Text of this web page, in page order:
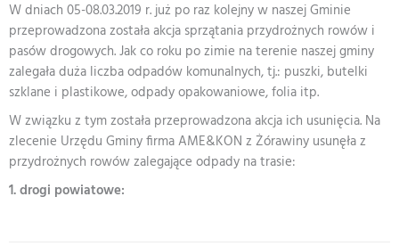
W dniach 05-08.03.2019 r. już po raz kolejny w naszej Gminie
przeprowadzona została akcja sprzątania przydrożnych rowów i
pasów drogowych. Jak co roku po zimie na terenie naszej gminy
zalegała duża liczba odpadów komunalnych, tj.: puszki, butelki
szklane i plastikowe, odpady opakowaniowe, folia itp.
W związku z tym została przeprowadzona akcja ich usunięcia. Na
zlecenie Urzędu Gminy firma AME&KON z Żórawiny usunęła z
przydrożnych rowów zalegające odpady na trasie:
1. drogi powiatowe: